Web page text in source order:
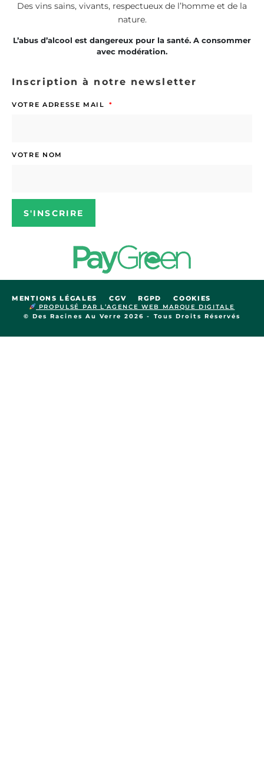
Des vins sains, vivants, respectueux de l’homme et de la
nature.
L’abus d’alcool est dangereux pour la santé. A consommer
avec modération.
Inscription à notre newsletter
VOTRE ADRESSE MAIL
VOTRE NOM
S'INSCRIRE
© Des Racines Au Verre 2026 - Tous Droits Réservés
PROPULSÉ PAR L’AGENCE WEB MARQUE DIGITALE
MENTIONS LÉGALES CGV RGPD COOKIES